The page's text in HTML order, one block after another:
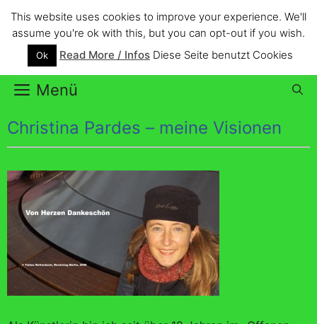
Inhalt
springen
Christina Pardes
your art is lively refreshed and colourful
Menü
Christina Pardes – meine Visionen
This website uses cookies to improve your experience. We'll
assume you're ok with this, but you can opt-out if you wish.
Ok Read More / Infos Diese Seite benutzt Cookies